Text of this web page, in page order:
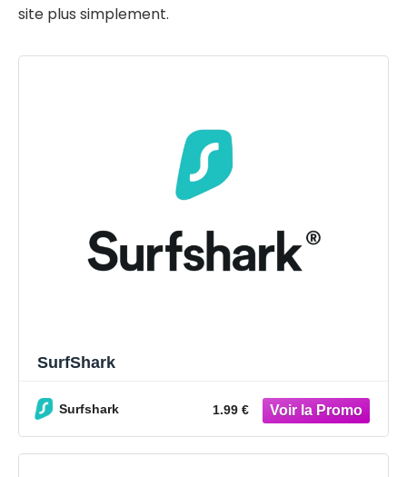
site plus simplement.
SurfShark
Surfshark 1.99 €